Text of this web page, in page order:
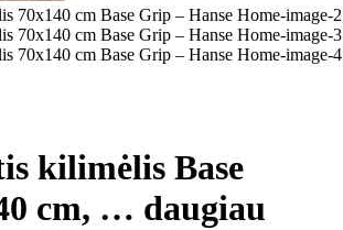
kilimėlis Base
cm, … daugiau